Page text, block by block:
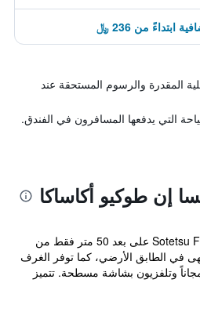
المقدرة والرسوم المستحقة عند
التي يدفعها المسافرون في الفندق.
إن طوكيو أكاساكا
يقع Sotetsu Fresa Inn Tokyo-Akasaka على بعد 50 متر فقط من
في الطابق الأرضي، كما توفر الغرف
وتلفزيون بشاشة مسطحة. تتميز